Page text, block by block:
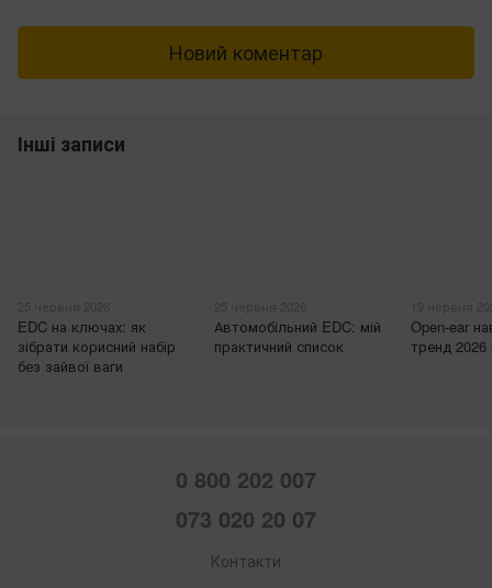
Новий коментар
Інші записи
EDC на ключах: як
зібрати корисний набір
без зайвої ваги
Автомобільний EDC: мій
практичний список
Open-ear
тренд 2026
0 800 202 007
073 020 20 07
Контакти